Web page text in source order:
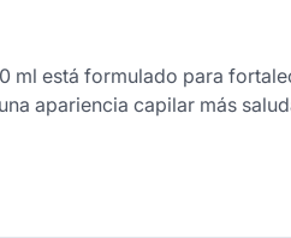
ml está formulado para
apariencia capilar más